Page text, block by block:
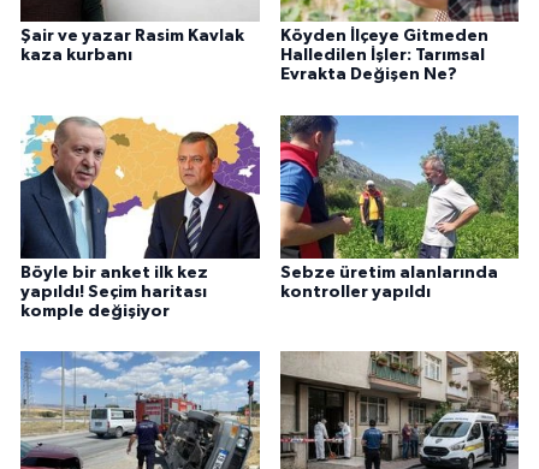
Şair ve yazar Rasim Kavlak
kaza kurbanı
Köyden İlçeye Gitmeden
Halledilen İşler: Tarımsal
Evrakta Değişen Ne?
Böyle bir anket ilk kez
yapıldı! Seçim haritası
komple değişiyor
Sebze üretim alanlarında
kontroller yapıldı